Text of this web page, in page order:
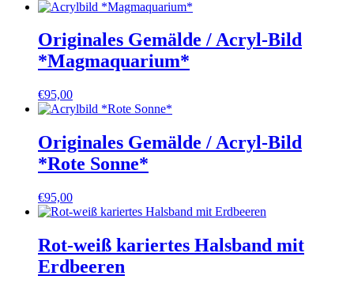
Originales Gemälde / Acryl-Bild
*Magmaquarium*
€95,00
Originales Gemälde / Acryl-Bild
*Rote Sonne*
€95,00
Rot-weiß kariertes Halsband mit
Erdbeeren